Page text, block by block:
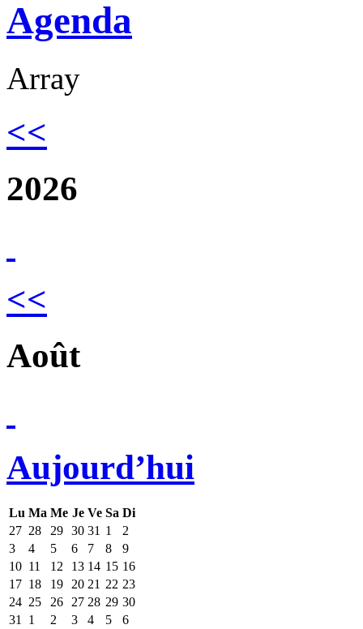
Agenda
Array
<<
2026
<<
Août
Aujourd’hui
Lu Ma Me Je Ve Sa Di
27 28 29 30 31 1
2
3
4 5 6 7 8
9
10 11 12 13 14 15 16
17 18 19 20 21 22 23
24 25 26 27 28 29 30
31
1 2 3 4 5 6